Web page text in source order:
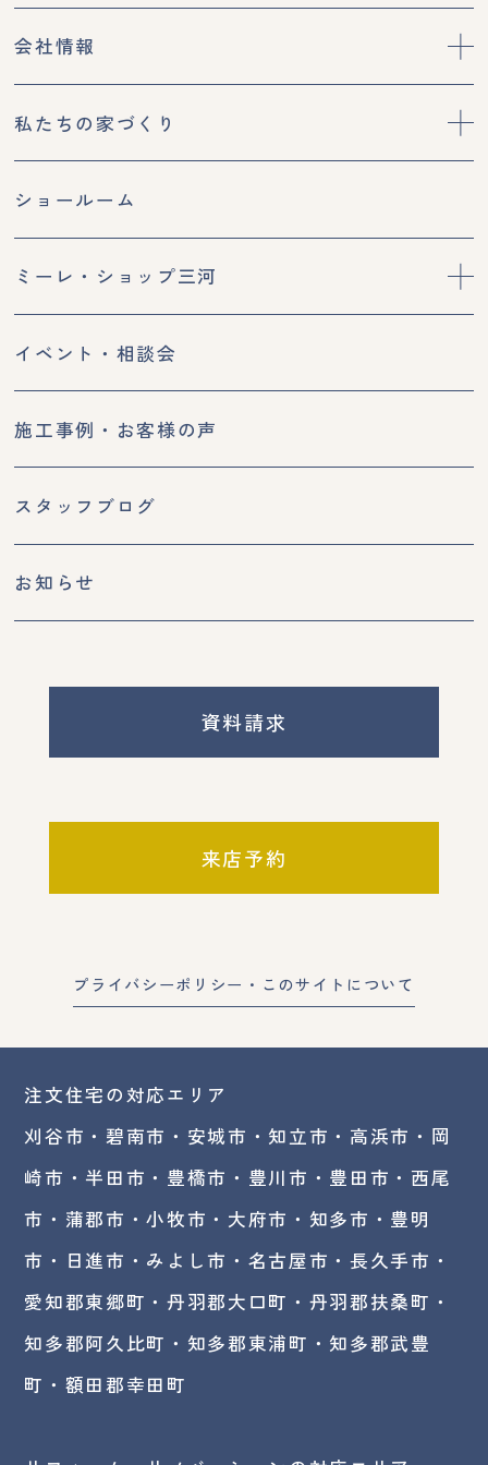
会社情報
私たちの家づくり
ショールーム
ミーレ・ショップ三河
イベント・相談会
施工事例・お客様の声
スタッフブログ
お知らせ
資料請求
来店予約
プライバシーポリシー・このサイトについて
注文住宅の対応エリア
刈谷市・碧南市・ 安城市 ・知立市 ・高浜市・ 岡
崎市 ・半田市・豊橋市・豊川市・豊田市・西尾
市・蒲郡市・小牧市・大府市・知多市・豊明
市・日進市・みよし市・ 名古屋市 ・長久手市・
愛知郡東郷町・丹羽郡大口町・丹羽郡扶桑町・
知多郡阿久比町・知多郡東浦町・知多郡武豊
町・額田郡幸田町